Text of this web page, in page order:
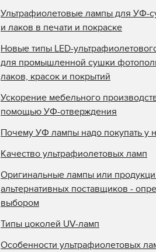
Ультрафиолетовые лампы для УФ-
и лаков в печати и покраске
Новые типы LED-
для промышленной сушки
лаков, красок и покрытий
Ускорение мебельного
помощью УФ-отверждения
Почему УФ лампы надо покупать у
Качество ультрафиолетовых ламп
Оригинальные лампы или
альтернативных поставщиков -
выбором
Типы цоколей UV-ламп
Особенности ультрафиолетовых